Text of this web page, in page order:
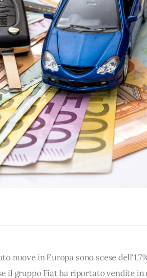
nuove in Europa sono scese
il gruppo Fiat ha riportato vendite in